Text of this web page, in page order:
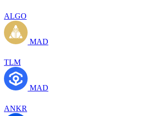
ALGO
MAD
TLM
MAD
ANKR